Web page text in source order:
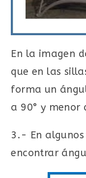
En la imagen
que en las
forma un
a 90° y menor
3.- En
encontrar